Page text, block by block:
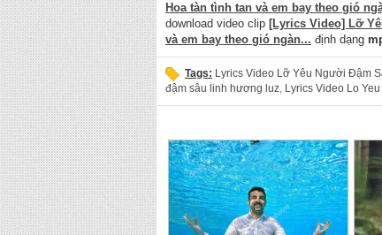
Hoa tàn tình tan và em bay theo gió
download video clip [Lyrics Video] Lỡ
và em bay theo gió ngàn... định dạng
Tags: Lyrics Video Lỡ Yêu Người Đậm
đậm sâu linh hương luz, Lyrics Video Lo